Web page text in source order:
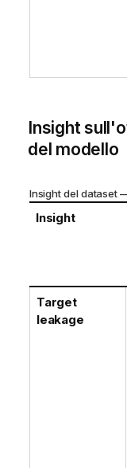
Insight
del modello
Insight del dataset
Insight
Target
leakage